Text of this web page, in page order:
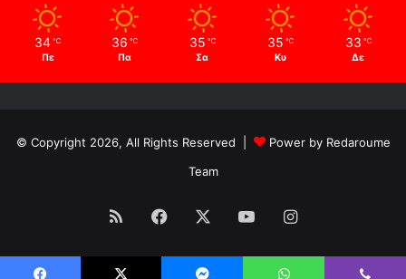
34 ℃
Πε
36 ℃
Πα
35 ℃
Σα
35 ℃
Κυ
33 ℃
Δε
© Copyright 2026, All Rights Reserved |
Power by Redaroume
Team
RSS Facebook YouTubeInstagram